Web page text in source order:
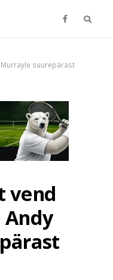
Otsi
Murrayle suurepärast
vend